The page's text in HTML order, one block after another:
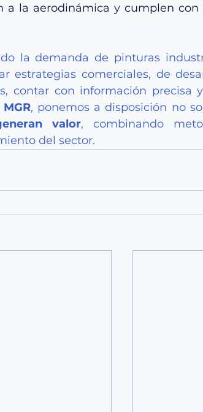
a la aerodinámica y cumplen con
la demanda de pinturas
estrategias comerciales, de
contar con información precisa
MGR, ponemos a disposición no
valor, combinando
del sector.